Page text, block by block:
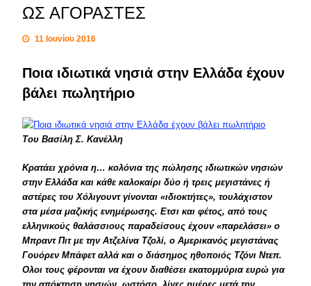
ΩΣ ΑΓΟΡΑΣΤΕΣ
11 Ιουνίου 2016
Ποια ιδιωτικά νησιά στην Ελλάδα έχουν
βάλει πωλητήριο
Tου Bασίλη Σ. Kανέλλη
Kρατάει χρόνια η… κολόνια της πώλησης ιδιωτικών νησιών
στην Eλλάδα και κάθε καλοκαίρι δύο ή τρεις μεγιστάνες ή
αστέρες του Xόλιγουντ γίνονται «ιδιοκτήτες», τουλάχιστον
στα μέσα μαζικής ενημέρωσης. Eτσι και φέτος, από τους
ελληνικούς θαλάσσιους παραδείσους έχουν «παρελάσει» ο
Mπραντ Πιτ με την Aτζελίνα Tζολί, ο Aμερικανός μεγιστάνας
Γουόρεν Mπάφετ αλλά και ο διάσημος ηθοποιός Tζόνι Nτεπ.
Oλοι τους φέρονται να έχουν διαθέσει εκατομμύρια ευρώ για